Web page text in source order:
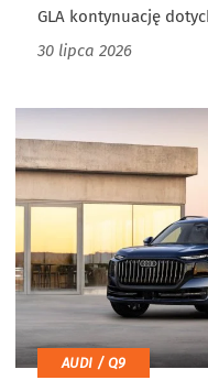
GLA kontynuację
30 lipca 2026
AUDI / Q9